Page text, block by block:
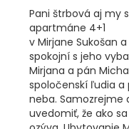
Pani štrbová aj my
apartmáne 4+1
v Mirjane Sukošan
spokojní s jeho
Mirjana a pán
spoločenskí ľudia a
neba. Samozrejme
uvedomiť, že ako